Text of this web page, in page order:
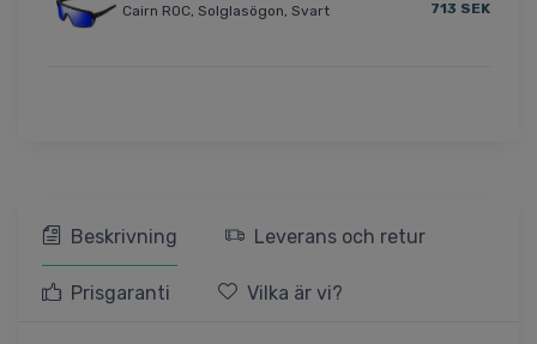
Cairn ROC, Solglasögon, Svart 713 SEK
Beskrivning Leverans och retur
Prisgaranti Vilka är vi?